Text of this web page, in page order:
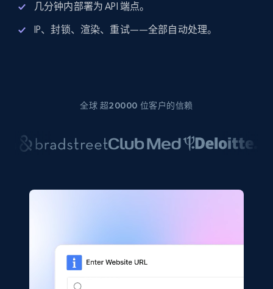
几分钟内部署为 API 端点。
IP、封锁、渲染、重试——全部自动处理。
全球 超20000 位客户的信赖